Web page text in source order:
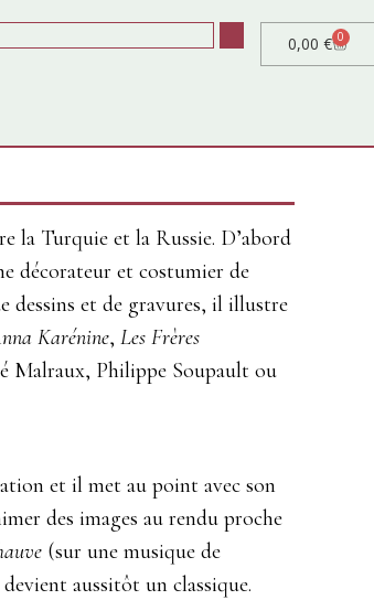
0,00€ 0
la Turquie et la Russie. D’abord
décorateur et costumier de
dessins et de gravures, il illustre
Karénine, Les Frères
Malraux, Philippe Soupault ou
et il met au point avec son
des images au rendu proche
(sur une musique de
aussitôt un classique.